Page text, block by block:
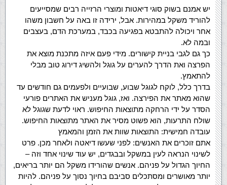
יש אמנם בשוק סוגי דיאטות ומוצרי הרזייה רבים שמסייעים
להוריד משקל במהירות. אבל, ירידה זו באה על חשבון משהו
אחר ויכולה להתבטא בפגיעה בכבד, במערכת הדם, בעצבים
ובמה לא.
כך גם לגבי בניית קישורים. מידי פעם איזה מתכנת מוצא את
הפרצה ואת הדרך להערים על גוגל ולהשיג דירוג טוב מבלי
להתאמץ.
בדרך כלל, לוקח לגוגל שבוע, שבועיים ולפעמים גם חודשים עד
שהוא מאתר את הפירצה. ואז, גוגל מעניש את האתרים פורעי
הסדר על ידי הרחקה מתוצאות החיפוש. ראוי לדעת שגוגל לא
שולח התרעות, הוא פשוט מסיר את האתר מתוצאות החיפוש.
עובדה חמישית: התוצאות שוות את הזמן והמאמץ
אתם זוכרים את האנשים: לפני שעשו דיאטה ולאחר מכן. פרט
לשינוי הנראה לעין במשקל ובבגדים, יש עוד שינוי אחד וזה –
החיוך הגדול על פניהם. אנשים שהורידו משקל הם יותר בריאים,
יותר מאושרים ומסתכלים סביבם בחיוך נסוך על פניהם. להיות